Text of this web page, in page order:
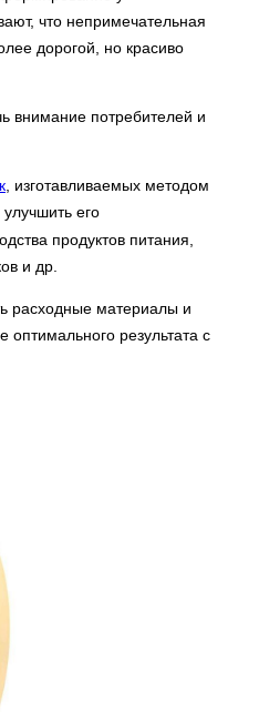
что непримечательная
дорогой, но красиво
внимание потребителей и
, изготавливаемых методом
его
продуктов питания,
и др.
расходные материалы и
результата с